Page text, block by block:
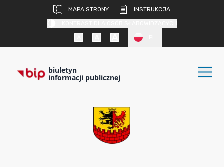
MAPA STRONY
INSTRUKCJA
biuletyn
informacji publicznej